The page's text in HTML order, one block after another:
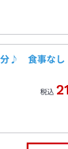
分♪ 食事なし
税込